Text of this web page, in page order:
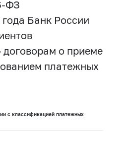
ФЗ
Банк России
о приеме
платежных
с классификацией платежных